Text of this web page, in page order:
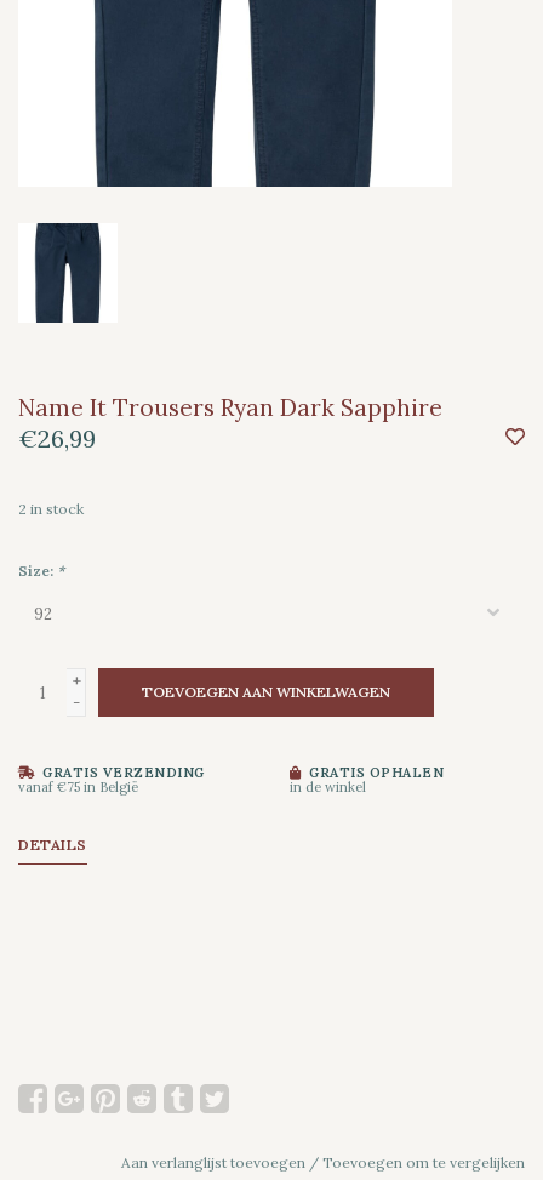
Name It Trousers Ryan Dark Sapphire
€26,99
2 in stock
Size: *
+
-
TOEVOEGEN AAN WINKELWAGEN
GRATIS VERZENDING
vanaf €75 in België
GRATIS OPHALEN
in de winkel
DETAILS
Aan verlanglijst toevoegen / Toevoegen om te vergelijken